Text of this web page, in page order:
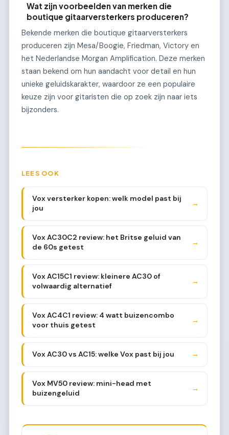
Wat zijn voorbeelden van merken die
boutique gitaarversterkers produceren?
Bekende merken die boutique gitaarversterkers
produceren zijn Mesa/Boogie, Friedman, Victory en
het Nederlandse Morgan Amplification. Deze merken
staan bekend om hun aandacht voor detail en hun
unieke geluidskarakter, waardoor ze een populaire
keuze zijn voor gitaristen die op zoek zijn naar iets
bijzonders.
LEES OOK
Vox versterker kopen: welk model past bij
jou
→
Vox AC30C2 review: het Britse geluid van
de 60s getest
→
Vox AC15C1 review: kleinere AC30 of
volwaardig alternatief
→
Vox AC4C1 review: 4 watt buizencombo
voor thuis getest
→
Vox AC30 vs AC15: welke Vox past bij jou →
Vox MV50 review: mini-head met
buizengeluid
→